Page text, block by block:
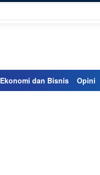
Ekonomi dan Bisnis Opini